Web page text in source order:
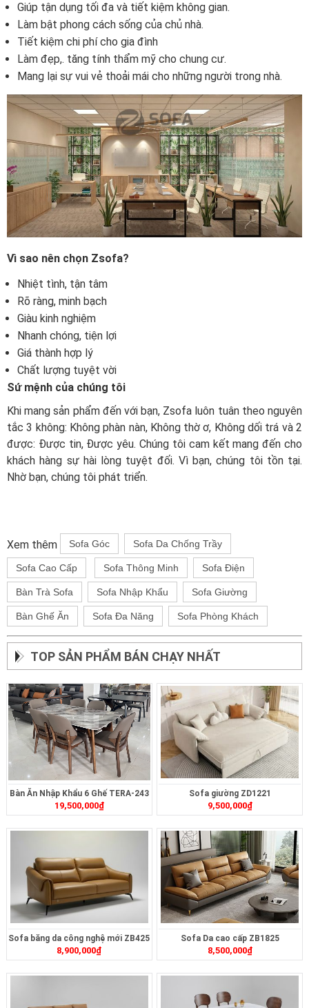
Giúp tận dụng tối đa và tiết kiệm không gian.
Làm bật phong cách sống của chủ nhà.
Tiết kiệm chi phí cho gia đình
Làm đẹp,. tăng tính thẩm mỹ cho chung cư.
Mang lại sự vui vẻ thoải mái cho những người trong nhà.
Vì sao nên chọn Zsofa?
Nhiệt tình, tận tâm
Rõ ràng, minh bạch
Giàu kinh nghiệm
Nhanh chóng, tiện lợi
Giá thành hợp lý
Chất lượng tuyệt vời
Sứ mệnh của chúng tôi
Khi mang sản phẩm đến với bạn, Zsofa luôn tuân theo nguyên
tắc 3 không: Không phàn nàn, Không thờ ơ, Không dối trá và 2
được: Được tin, Được yêu. Chúng tôi cam kết mang đến cho
khách hàng sự hài lòng tuyệt đối. Vì bạn, chúng tôi tồn tại.
Nhờ bạn, chúng tôi phát triển.
Xem thêm Sofa Góc Sofa Da Chống Trầy
Sofa Cao Cấp Sofa Thông Minh Sofa Điện
Bàn Trà Sofa Sofa Nhập Khẩu Sofa Giường
Bàn Ghế Ăn Sofa Đa Năng Sofa Phòng Khách
TOP SẢN PHẨM BÁN CHẠY NHẤT
Bàn Ăn Nhập Khẩu 6 Ghế TERA-243
19,500,000₫
Sofa giường ZD1221
9,500,000₫
Sofa băng da công nghệ mới ZB425
8,900,000₫
Sofa Da cao cấp ZB1825
8,500,000₫